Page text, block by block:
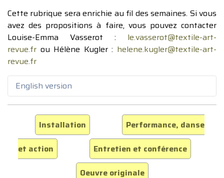
Cette rubrique sera enrichie au fil des semaines. Si vous
avez des propositions à faire, vous pouvez contacter
Louise-Emma Vasserot : le.vasserot@textile-art-
revue.fr ou Hélène Kugler : helene.kugler@textile-art-
revue.fr
English version
Installation
Performance, danse
et action
Entretien et conférence
Oeuvre originale